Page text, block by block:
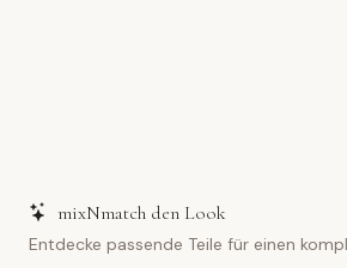
mixNmatch den Look
Entdecke passende Teile für einen